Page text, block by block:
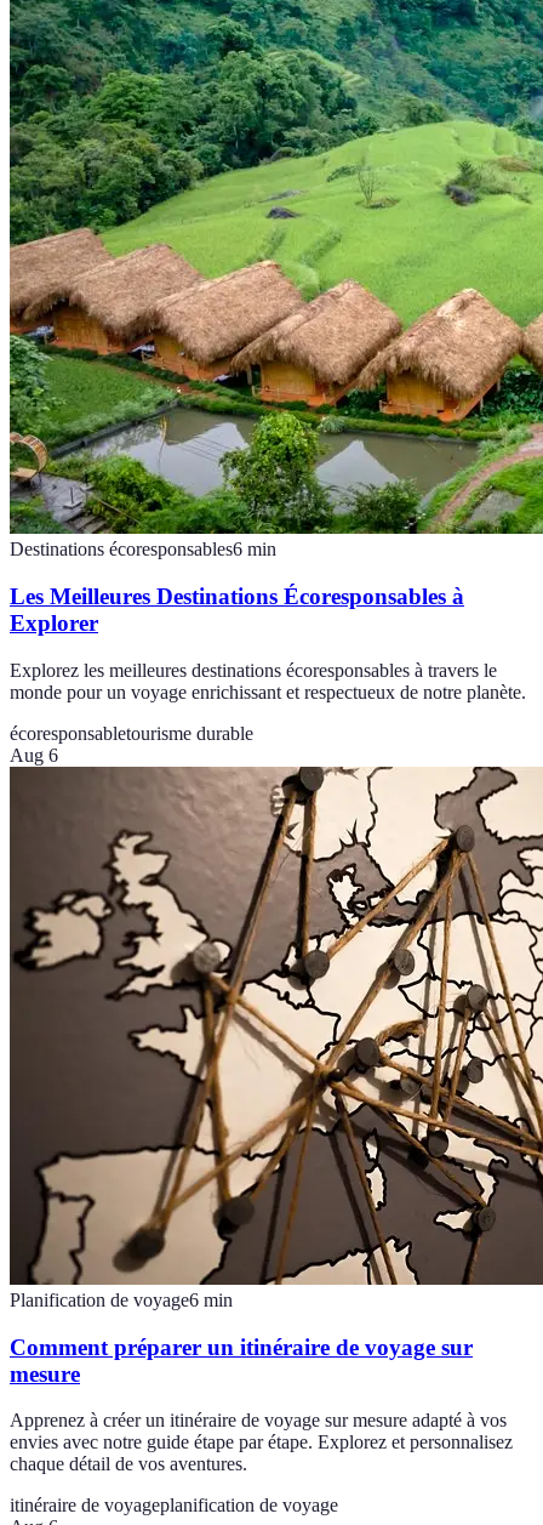
Destinations écoresponsables6 min
Les Meilleures Destinations Écoresponsables à
Explorer
Explorez les meilleures destinations écoresponsables à travers le
monde pour un voyage enrichissant et respectueux de notre planète.
écoresponsabletourisme durable
Aug 6
Planification de voyage6 min
Comment préparer un itinéraire de voyage sur
mesure
Apprenez à créer un itinéraire de voyage sur mesure adapté à vos
envies avec notre guide étape par étape. Explorez et personnalisez
chaque détail de vos aventures.
itinéraire de voyageplanification de voyage